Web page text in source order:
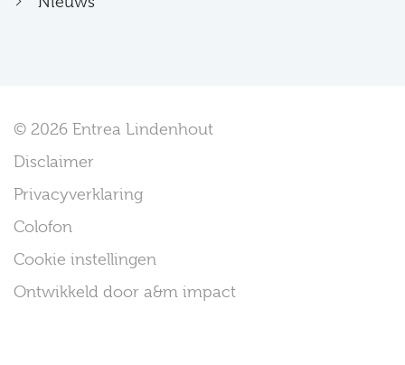
© 2026 Entrea Lindenhout
Disclaimer
Privacyverklaring
Colofon
Cookie instellingen
Ontwikkeld door a&m impact